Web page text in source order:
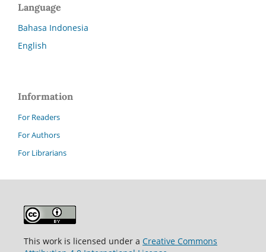
Language
Bahasa Indonesia
English
Information
For Readers
For Authors
For Librarians
This work is licensed under a Creative Commons